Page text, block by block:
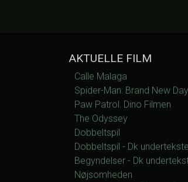
AKTUELLE FILM
Calle Malaga
Spider-Man: Brand New
Paw Patrol: Dino Filmen
The Odyssey
Dobbeltspil
Dobbeltspil - Dk
Begyndelser - Dk
Nøjsomheden